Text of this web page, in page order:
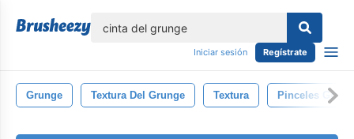
Iniciar sesión Regístrate
Grunge Textura Del Grunge Textura Pinceles